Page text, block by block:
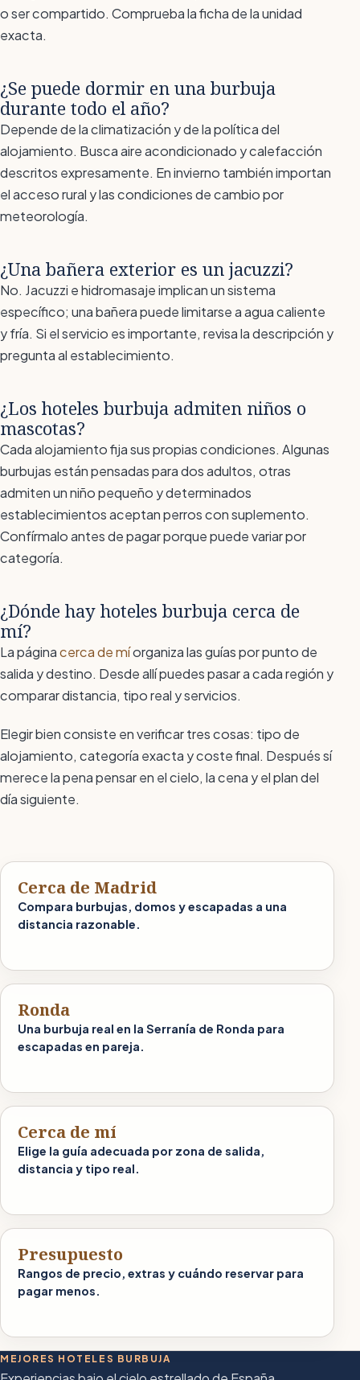
o ser compartido. Comprueba la ficha de la unidad
exacta.
¿Se puede dormir en una burbuja
durante todo el año?
Depende de la climatización y de la política del
alojamiento. Busca aire acondicionado y calefacción
descritos expresamente. En invierno también importan
el acceso rural y las condiciones de cambio por
meteorología.
¿Una bañera exterior es un jacuzzi?
No. Jacuzzi e hidromasaje implican un sistema
específico; una bañera puede limitarse a agua caliente
y fría. Si el servicio es importante, revisa la descripción y
pregunta al establecimiento.
¿Los hoteles burbuja admiten niños o
mascotas?
Cada alojamiento fija sus propias condiciones. Algunas
burbujas están pensadas para dos adultos, otras
admiten un niño pequeño y determinados
establecimientos aceptan perros con suplemento.
Confírmalo antes de pagar porque puede variar por
categoría.
¿Dónde hay hoteles burbuja cerca de
mí?
La páginacerca de míorganiza las guías por punto de
salida y destino. Desde allí puedes pasar a cada región y
comparar distancia, tipo real y servicios.
Elegir bien consiste en verificar tres cosas: tipo de
alojamiento, categoría exacta y coste final. Después sí
merece la pena pensar en el cielo, la cena y el plan del
día siguiente.
Cerca de Madrid
Compara burbujas, domos y escapadas a una
distancia razonable.
Ronda
Una burbuja real en la Serranía de Ronda para
escapadas en pareja.
Cerca de mí
Elige la guía adecuada por zona de salida,
distancia y tipo real.
Presupuesto
Rangos de precio, extras y cuándo reservar para
pagar menos.
MEJORES HOTELES BURBUJA